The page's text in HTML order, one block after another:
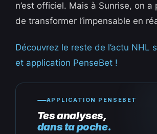
n’est officiel. Mais à Sunrise, on a
de transformer l’impensable en
Découvrez le reste de l’actu NHL
et application PenseBet !
APPLICATION PENSEBET
Tes analyses,
dans ta poche.